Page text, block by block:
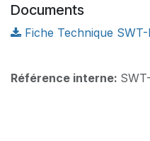
Documents
Fiche Technique
Référence interne: